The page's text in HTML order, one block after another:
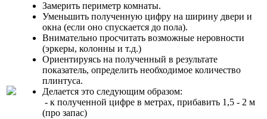
Замерить периметр комнаты.
Уменьшить полученную цифру на ширину двери и
окна (если оно спускается до пола).
Внимательно просчитать возможные неровности
(эркеры, колонны и т.д.)
Ориентируясь на полученный в результате
показатель, определить необходимое количество
плинтуса.
Делается это следующим образом:
- к полученной цифре в метрах, прибавить 1,5 - 2 м
(про запас)